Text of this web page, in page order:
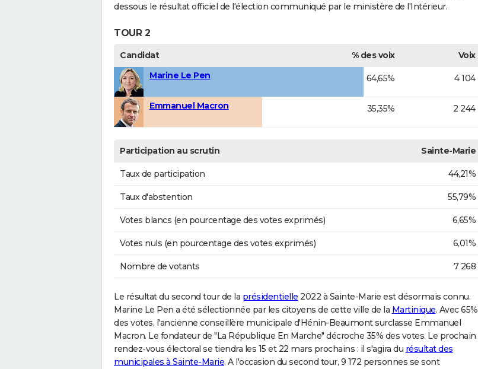
dessous le résultat officiel de l'élection communiqué par le ministère de l'Intérieur.
TOUR 2
Candidat % des voix
Voix
Marine Le Pen
64,65% 4 104
Emmanuel Macron 35,35% 2 244
Participation au scrutin Sainte-Marie
Taux de participation 44,21%
Taux d'abstention 55,79%
Votes blancs (en pourcentage des votes exprimés) 6,65%
Votes nuls (en pourcentage des votes exprimés) 6,01%
Nombre de votants 7 268
Le résultat du second tour de la présidentielle 2022 à Sainte-Marie est désormais connu.
Marine Le Pen a été sélectionnée par les citoyens de cette ville de la Martinique. Avec 65%
des votes, l'ancienne conseillère municipale d'Hénin-Beaumont surclasse Emmanuel
Macron. Le fondateur de "La République En Marche" décroche 35% des votes. Le prochain
rendez-vous électoral se tiendra les 15 et 22 mars prochains : il s'agira du résultat des
municipales à Sainte-Marie. A l'occasion du second tour, 9 172 personnes se sont